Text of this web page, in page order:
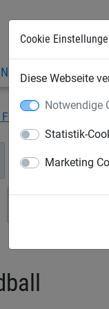
Cookie
Diese Webseite
Notwendige
Statistik-
Marketing
SPORTNETZE
Netze
Freizeit-